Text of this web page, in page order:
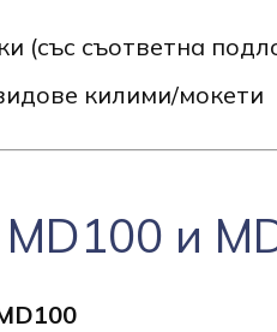
(със съответна
килими/мокети
и